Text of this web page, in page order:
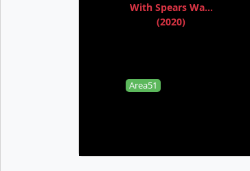
Area51
With Spears Wa...
(2020)